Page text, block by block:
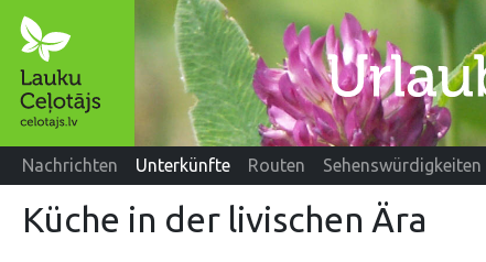
Nachrichten Unterkünfte Routen Sehenswürdigkeiten
Küche in der livischen Ära